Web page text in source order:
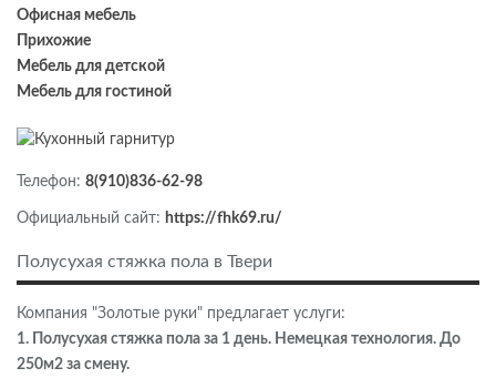
Офисная мебель
Прихожие
Мебель для детской
Мебель для гостиной
Телефон: 8(910)836-62-98
Официальный сайт: https://fhk69.ru/
Полусухая стяжка пола в Твери
Компания "Золотые руки" предлагает услуги:
1. Полусухая стяжка пола за 1 день. Немецкая технология. До
250м2 за смену.